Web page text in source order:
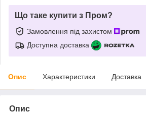
Що таке купити з Пром?
Замовлення під захистом
Доступна доставка
Опис Характеристики Доставка
Опис